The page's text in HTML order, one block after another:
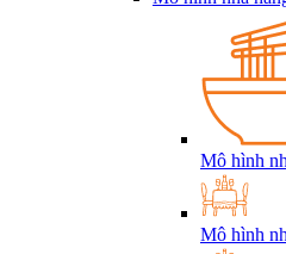
Mô hình
Mô hình